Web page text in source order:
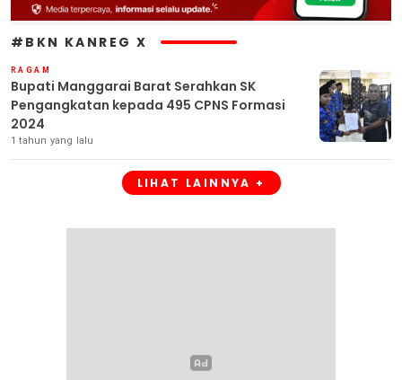
#BKN KANREG X
RAGAM
Bupati Manggarai Barat Serahkan SK
Pengangkatan kepada 495 CPNS Formasi
2024
1 tahun yang lalu
LIHAT LAINNYA +